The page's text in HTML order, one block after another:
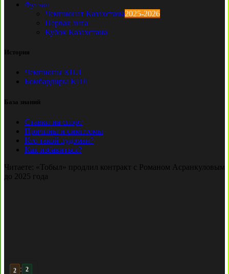
Футзал
Чемпионат Казахстана2025-2026
Первая лига
Кубок Казахстана
История
Чемпионы КПЛ
Бомбардиры КПЛ
База знаний
Ставки на спорт
Причины и симптомы
Кто такой лудоман?
Как избавиться?
Читаете: «Тобыл» продлил контракт с Романом Асранкуловым
до 2025 года
: